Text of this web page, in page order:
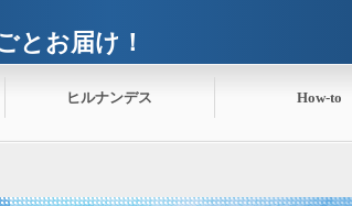
とお届け！
ヒルナンデス How-to